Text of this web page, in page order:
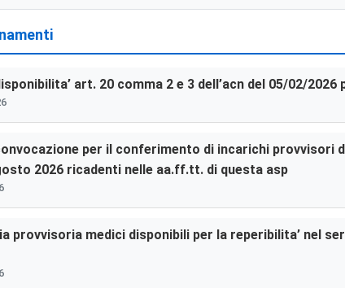
art. 20 comma 2 e 3 dell’acn del 05/02/
per il conferimento di incarichi
2026 ricadenti nelle aa.ff.tt. di questa asp
provvisoria medici disponibili per la reperibilita’ nel